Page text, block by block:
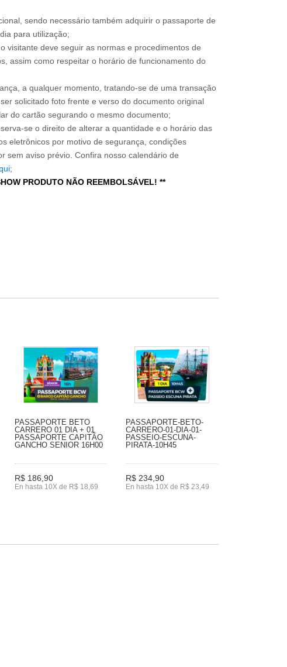
sendo necessário também adquirir o passaporte de
para utilização;
visitante deve seguir as normas e procedimentos de
assim como respeitar o horário de funcionamento do
a qualquer momento, tratando-se de uma transação
solicitado foto frente e verso do documento original
do cartão segurando o mesmo documento;
se o direito de alterar a quantidade e o horário das
eletrônicos por motivo de segurança, condições
sem aviso prévio. Confira nosso calendário de
;
PRODUTO NÃO REEMBOLSÁVEL! **
PASSAPORTE BETO
CARRERO 01 DIA + 01
PASSAPORTE CAPITÃO
GANCHO SENIOR 16H00
R$ 186,90
En hasta 10X de R$ 18,69
PASSAPORTE-BETO-
CARRERO-01-DIA-01-
PASSEIO-ESCUNA-
PIRATA-10H45
R$ 234,90
En hasta 10X de R$ 23,49